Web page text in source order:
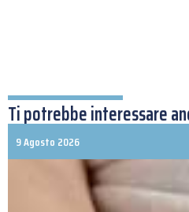
Ti potrebbe interessare
9 Agosto 2026